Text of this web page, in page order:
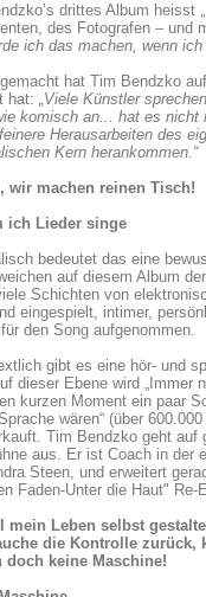
drittes Album heisst
des Fotografen – und
ich das machen, wenn
gemacht hat Tim Bendzko
hat: „Viele Künstler
komisch an... hat es
Herausarbeiten des
Kern herankommen.“
wir machen reinen Tisch!
ich Lieder singe
bedeutet das eine
auf diesem Album
Schichten von
eingespielt, intimer,
den Song aufgenommen.
gibt es eine hör- und
dieser Ebene wird „Immer
kurzen Moment ein paar
wären“ (über
Tim Bendzko geht auf
aus. Er ist Coach in der
Steen, und erweitert
Faden-Unter die Haut"
mein Leben selbst
die Kontrolle
doch keine Maschine!